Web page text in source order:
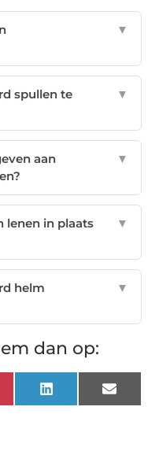
▼
spullen te
▼
aan
▼
lenen in plaats
▼
helm
▼
dan op:
LinkedIn Email